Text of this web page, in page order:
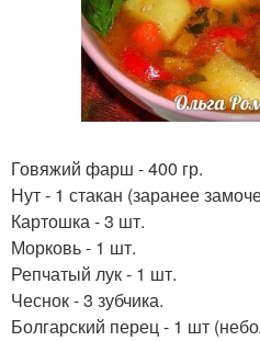
Говяжий фарш - 400 гр.
Нут - 1 стакан (заранее
Картошка - 3 шт.
Морковь - 1 шт.
Репчатый лук - 1 шт.
Чеснок - 3 зубчика.
Болгарский перец - 1 шт